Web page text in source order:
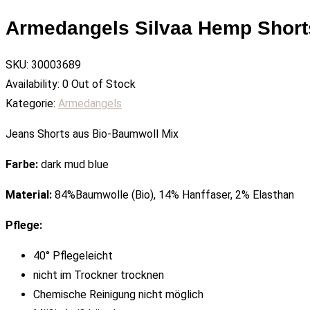
Armedangels Silvaa Hemp
SKU: 30003689
Availability: 0 Out of Stock
Kategorie: Armedangels
Jeans Shorts aus Bio-Baumwoll Mix
Farbe: dark mud blue
Material: 84%Baumwolle (Bio), 14% Hanffaser, 2% Elasthan
Pflege:
40° Pflegeleicht
nicht im Trockner trocknen
Chemische Reinigung nicht möglich